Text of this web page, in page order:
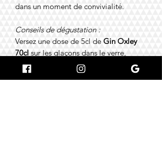
dans un moment de convivialité.
Conseils de dégustation :
Versez une dose de 5cl de Gin Oxley
70cl sur les glaçons dans le verre,
ajouter la moitié d'une canette de
Schweppes SPM Hibiscus,
placez des